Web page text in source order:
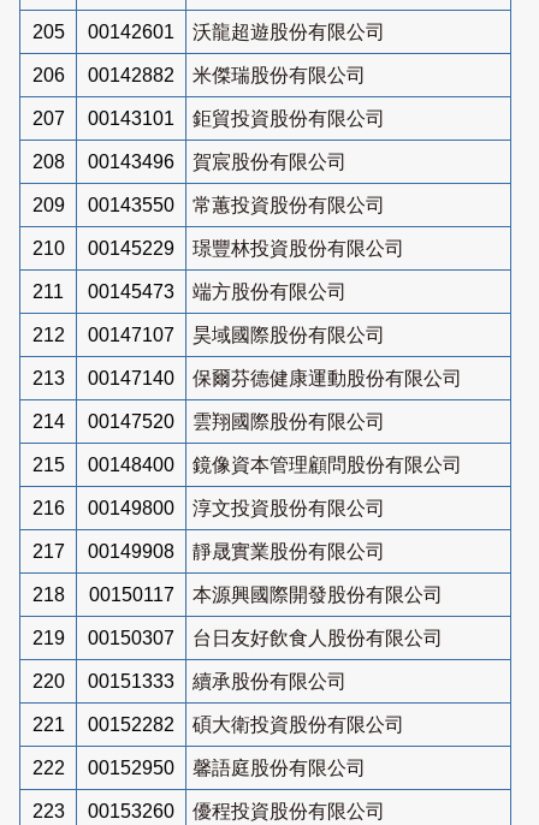
205 00142601 沃龍超遊股份有限公司
206 00142882 米傑瑞股份有限公司
207 00143101 鉅貿投資股份有限公司
208 00143496 賀宸股份有限公司
209 00143550 常蕙投資股份有限公司
210 00145229 璟豐林投資股份有限公司
211 00145473 端方股份有限公司
212 00147107 昊域國際股份有限公司
213 00147140 保爾芬德健康運動股份有限公司
214 00147520 雲翔國際股份有限公司
215 00148400 鏡像資本管理顧問股份有限公司
216 00149800 淳文投資股份有限公司
217 00149908 靜晟實業股份有限公司
218 00150117 本源興國際開發股份有限公司
219 00150307 台日友好飲食人股份有限公司
220 00151333 續承股份有限公司
221 00152282 碩大衛投資股份有限公司
222 00152950 馨語庭股份有限公司
223 00153260 優程投資股份有限公司